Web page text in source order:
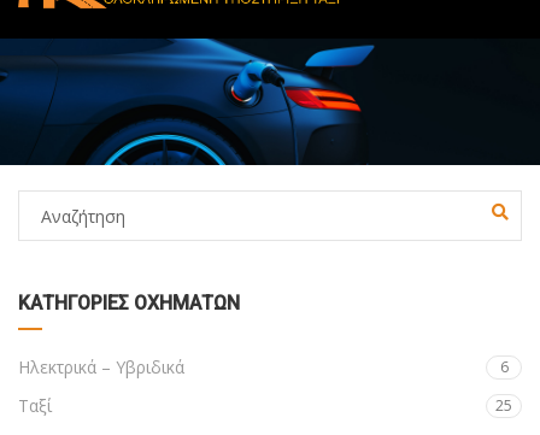
ΚΑΤΗΓΟΡΊΕΣ ΟΧΗΜΆΤΩΝ
Ηλεκτρικά – Υβριδικά 6
Ταξί 25